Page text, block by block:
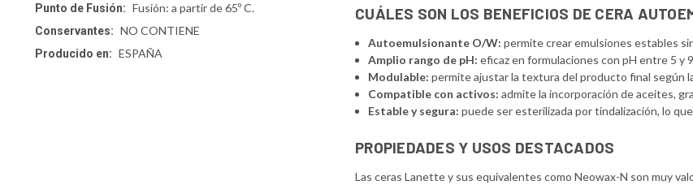
Punto de Fusión: Fusión: a partir de 65º C.
Conservantes: NO CONTIENE
Producido en: ESPAÑA
CUÁLES SON LOS BENEFICIOS DE CERA
Autoemulsionante O/W: permite crear emulsiones estables
Amplio rango de pH: eficaz en formulaciones con pH entre 5 y
Modulable: permite ajustar la textura del producto final según
Compatible con activos: admite la incorporación de aceites,
Estable y segura: puede ser esterilizada por tindalización, lo
PROPIEDADES Y USOS DESTACADOS
Las ceras Lanette y sus equivalentes como Neowax-N son muy